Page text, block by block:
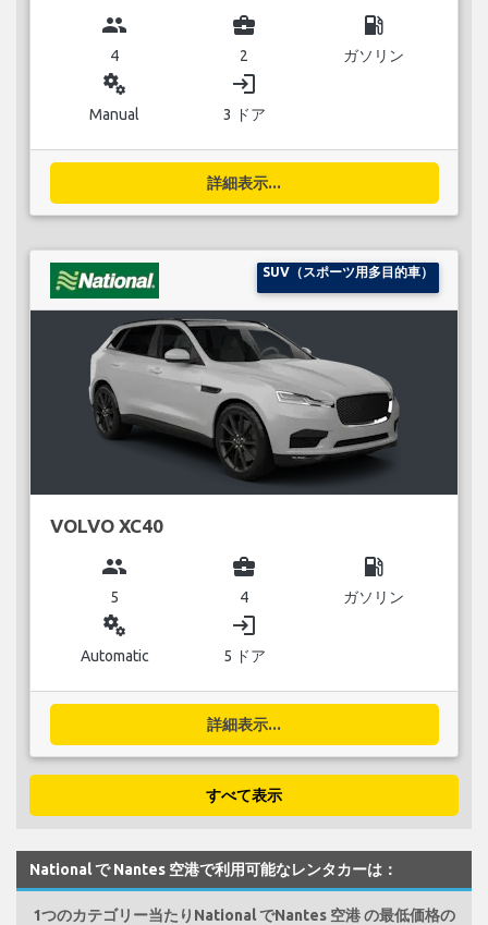
group
4
business_center
2
local_gas_station
ガソリン
miscellaneous_services
Manual
login
3 ドア
詳細表示...
SUV（スポーツ用多目的車）
VOLVO XC40
group
5
business_center
4
local_gas_station
ガソリン
miscellaneous_services
Automatic
login
5 ドア
詳細表示...
すべて表示
National で Nantes 空港で利用可能なレンタカーは：
1つのカテゴリー当たりNational でNantes 空港 の最低価格の